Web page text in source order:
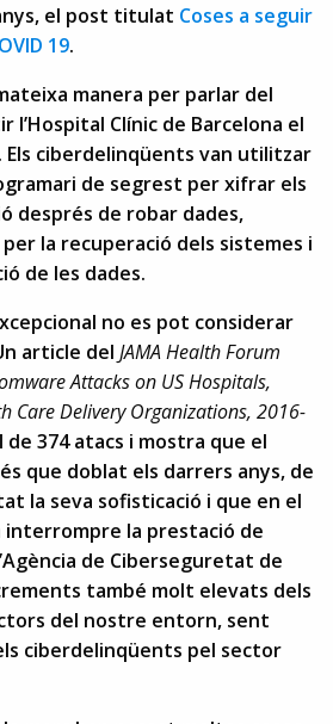
el post titulat Coses a seguir
19.
manera per parlar del
l’Hospital Clínic de Barcelona el
Els ciberdelinqüents van utilitzar
de segrest per xifrar els
després de robar dades,
la recuperació dels sistemes i
de les dades.
no es pot considerar
article del JAMAHealth Forum
Attacks on US Hospitals,
Care Delivery Organizations, 2016-
374 atacs i mostra que el
que doblat els darrers anys, de
la seva sofisticació i que en el
interrompre la prestació de
de Ciberseguretat de
també molt elevats dels
del nostre entorn, sent
ciberdelinqüents pel sector